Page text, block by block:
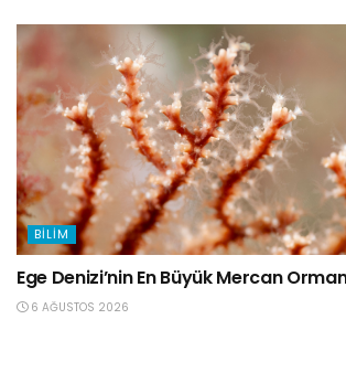
BILIM
Ege Denizi’nin En Büyük Mercan
6 AĞUSTOS 2026